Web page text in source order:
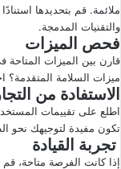
ملائمة. قم بتحديدها
والتقنيات المدمجة.
فحص الميزات
قارن بين الميزات
ميزات السلامة المتقدمة؟
الاستفادة من
اطلع على تقييمات
تكون مفيدة لتوجيهك نحو
تجربة القيادة
إذا كانت الفرصة متاحة، قم